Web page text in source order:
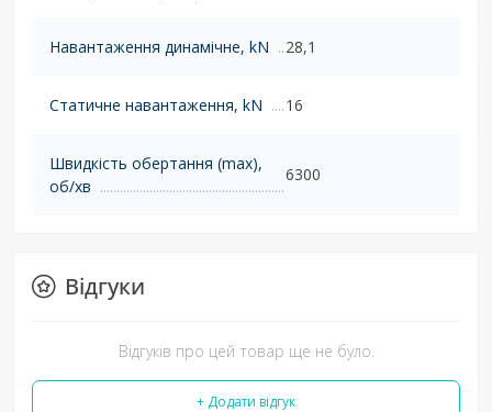
Навантаження динамічне, kN 28,1
Статичне навантаження, kN 16
Швидкість обертання (max),
об/хв
6300
Відгуки
Відгуків про цей товар ще не було.
+ Додати відгук